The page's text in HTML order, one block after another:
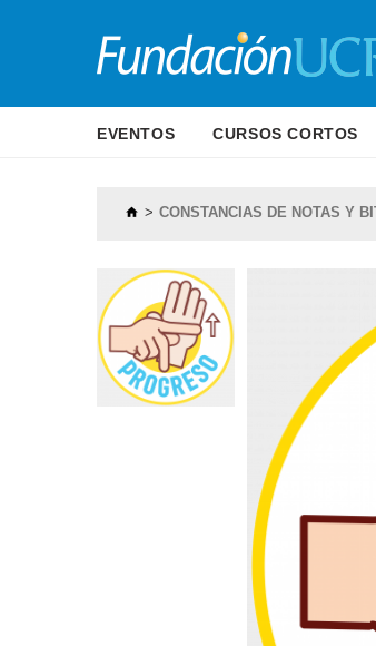
EVENTOS CURSOS CORTOS
CONSTANCIAS DE NOTAS Y